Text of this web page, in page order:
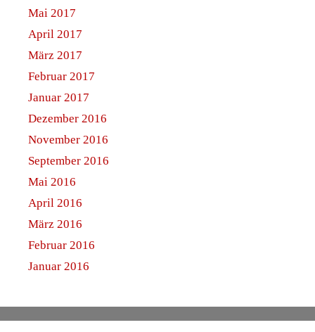
Mai 2017
April 2017
März 2017
Februar 2017
Januar 2017
Dezember 2016
November 2016
September 2016
Mai 2016
April 2016
März 2016
Februar 2016
Januar 2016